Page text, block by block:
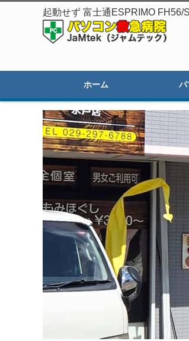
起動せず 富士通ESPRIMO FH56/
ホーム パ
起動し
遅いPC
初期セ
画面割
OSアッ
オーダ
その他